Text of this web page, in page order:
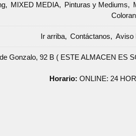
MIXED MEDIA Pinturas y Mediums
Ir arriba Contáctanos Aviso
Gonzalo, 92 B ( ESTE ALMACEN ES
Horario:ONLINE: 24